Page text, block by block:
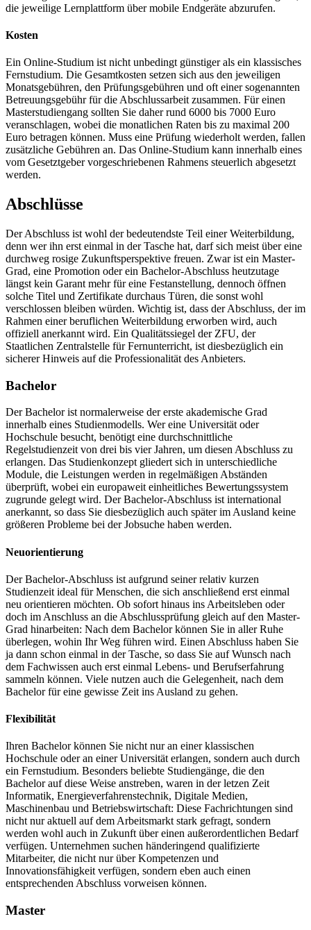
die jeweilige Lernplattform über mobile Endgeräte abzurufen.
Kosten
Ein Online-Studium ist nicht unbedingt günstiger als ein klassisches
Fernstudium. Die Gesamtkosten setzen sich aus den jeweiligen
Monatsgebühren, den Prüfungsgebühren und oft einer sogenannten
Betreuungsgebühr für die Abschlussarbeit zusammen. Für einen
Masterstudiengang sollten Sie daher rund 6000 bis 7000 Euro
veranschlagen, wobei die monatlichen Raten bis zu maximal 200
Euro betragen können. Muss eine Prüfung wiederholt werden, fallen
zusätzliche Gebühren an. Das Online-Studium kann innerhalb eines
vom Gesetztgeber vorgeschriebenen Rahmens steuerlich abgesetzt
werden.
Abschlüsse
Der Abschluss ist wohl der bedeutendste Teil einer Weiterbildung,
denn wer ihn erst einmal in der Tasche hat, darf sich meist über eine
durchweg rosige Zukunftsperspektive freuen. Zwar ist ein Master-
Grad, eine Promotion oder ein Bachelor-Abschluss heutzutage
längst kein Garant mehr für eine Festanstellung, dennoch öffnen
solche Titel und Zertifikate durchaus Türen, die sonst wohl
verschlossen bleiben würden. Wichtig ist, dass der Abschluss, der im
Rahmen einer beruflichen Weiterbildung erworben wird, auch
offiziell anerkannt wird. Ein Qualitätssiegel der ZFU, der
Staatlichen Zentralstelle für Fernunterricht, ist diesbezüglich ein
sicherer Hinweis auf die Professionalität des Anbieters.
Bachelor
Der Bachelor ist normalerweise der erste akademische Grad
innerhalb eines Studienmodells. Wer eine Universität oder
Hochschule besucht, benötigt eine durchschnittliche
Regelstudienzeit von drei bis vier Jahren, um diesen Abschluss zu
erlangen. Das Studienkonzept gliedert sich in unterschiedliche
Module, die Leistungen werden in regelmäßigen Abständen
überprüft, wobei ein europaweit einheitliches Bewertungssystem
zugrunde gelegt wird. Der Bachelor-Abschluss ist international
anerkannt, so dass Sie diesbezüglich auch später im Ausland keine
größeren Probleme bei der Jobsuche haben werden.
Neuorientierung
Der Bachelor-Abschluss ist aufgrund seiner relativ kurzen
Studienzeit ideal für Menschen, die sich anschließend erst einmal
neu orientieren möchten. Ob sofort hinaus ins Arbeitsleben oder
doch im Anschluss an die Abschlussprüfung gleich auf den Master-
Grad hinarbeiten: Nach dem Bachelor können Sie in aller Ruhe
überlegen, wohin Ihr Weg führen wird. Einen Abschluss haben Sie
ja dann schon einmal in der Tasche, so dass Sie auf Wunsch nach
dem Fachwissen auch erst einmal Lebens- und Berufserfahrung
sammeln können. Viele nutzen auch die Gelegenheit, nach dem
Bachelor für eine gewisse Zeit ins Ausland zu gehen.
Flexibilität
Ihren Bachelor können Sie nicht nur an einer klassischen
Hochschule oder an einer Universität erlangen, sondern auch durch
ein Fernstudium. Besonders beliebte Studiengänge, die den
Bachelor auf diese Weise anstreben, waren in der letzen Zeit
Informatik, Energieverfahrenstechnik, Digitale Medien,
Maschinenbau und Betriebswirtschaft: Diese Fachrichtungen sind
nicht nur aktuell auf dem Arbeitsmarkt stark gefragt, sondern
werden wohl auch in Zukunft über einen außerordentlichen Bedarf
verfügen. Unternehmen suchen händeringend qualifizierte
Mitarbeiter, die nicht nur über Kompetenzen und
Innovationsfähigkeit verfügen, sondern eben auch einen
entsprechenden Abschluss vorweisen können.
Master